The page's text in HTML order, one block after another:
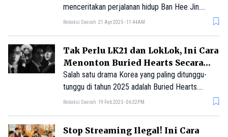
menceritakan perjalanan hidup Ban Hee Jin.
Setelah patah hati karena cinta pertamanya yang
Redaksi Daerah 21 Apr 2025 - 11:44AM
Tak Perlu LK21 dan LokLok, Ini Cara
Menonton Buried Hearts Secara
Legal
Salah satu drama Korea yang paling ditunggu-
tunggu di tahun 2025 adalah Buried Hearts.
Setelah memikat penonton dengan perannya
Redaksi Daerah 19 Feb 2025 - 06:32PM
Stop Streaming Ilegal! Ini Cara